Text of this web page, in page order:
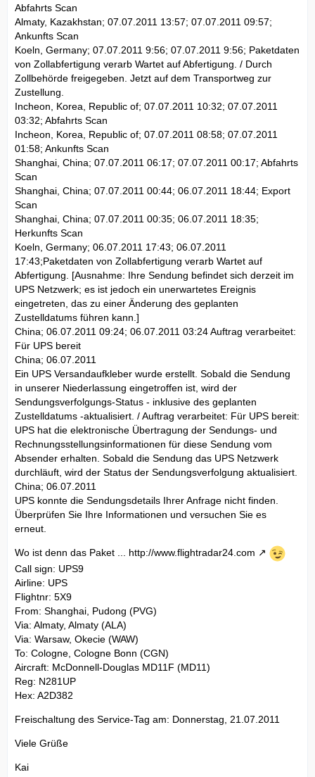
Abfahrts Scan
Almaty, Kazakhstan; 07.07.2011 13:57; 07.07.2011 09:57;
Ankunfts Scan
Koeln, Germany; 07.07.2011 9:56; 07.07.2011 9:56; Paketdaten
von Zollabfertigung verarb Wartet auf Abfertigung. / Durch
Zollbehörde freigegeben. Jetzt auf dem Transportweg zur
Zustellung.
Incheon, Korea, Republic of; 07.07.2011 10:32; 07.07.2011
03:32; Abfahrts Scan
Incheon, Korea, Republic of; 07.07.2011 08:58; 07.07.2011
01:58; Ankunfts Scan
Shanghai, China; 07.07.2011 06:17; 07.07.2011 00:17; Abfahrts
Scan
Shanghai, China; 07.07.2011 00:44; 06.07.2011 18:44; Export
Scan
Shanghai, China; 07.07.2011 00:35; 06.07.2011 18:35;
Herkunfts Scan
Koeln, Germany; 06.07.2011 17:43; 06.07.2011
17:43;Paketdaten von Zollabfertigung verarb Wartet auf
Abfertigung. [Ausnahme: Ihre Sendung befindet sich derzeit im
UPS Netzwerk; es ist jedoch ein unerwartetes Ereignis
eingetreten, das zu einer Änderung des geplanten
Zustelldatums führen kann.]
China; 06.07.2011 09:24; 06.07.2011 03:24 Auftrag verarbeitet:
Für UPS bereit
China; 06.07.2011
Ein UPS Versandaufkleber wurde erstellt. Sobald die Sendung
in unserer Niederlassung eingetroffen ist, wird der
Sendungsverfolgungs-Status - inklusive des geplanten
Zustelldatums -aktualisiert. / Auftrag verarbeitet: Für UPS bereit:
UPS hat die elektronische Übertragung der Sendungs- und
Rechnungsstellungsinformationen für diese Sendung vom
Absender erhalten. Sobald die Sendung das UPS Netzwerk
durchläuft, wird der Status der Sendungsverfolgung aktualisiert.
China; 06.07.2011
UPS konnte die Sendungsdetails Ihrer Anfrage nicht finden.
Überprüfen Sie Ihre Informationen und versuchen Sie es
erneut.
Wo ist denn das Paket ... http://www.flightradar24.com
Call sign: UPS9
Airline: UPS
Flightnr: 5X9
From: Shanghai, Pudong (PVG)
Via: Almaty, Almaty (ALA)
Via: Warsaw, Okecie (WAW)
To: Cologne, Cologne Bonn (CGN)
Aircraft: McDonnell-Douglas MD11F (MD11)
Reg: N281UP
Hex: A2D382
Freischaltung des Service-Tag am: Donnerstag, 21.07.2011
Viele Grüße
Kai